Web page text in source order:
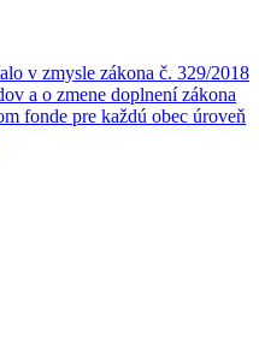
v zmysle zákona č. 329/2018
a o zmene doplnení zákona
fonde pre každú obec úroveň